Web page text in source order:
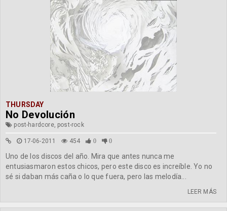
THURSDAY
No Devolución
post-hardcore, post-rock
17-06-2011 454 0 0
Uno de los discos del año. Mira que antes nunca me
entusiasmaron estos chicos, pero este disco es increíble. Yo no
sé si daban más caña o lo que fuera, pero las melodía...
LEER MÁS